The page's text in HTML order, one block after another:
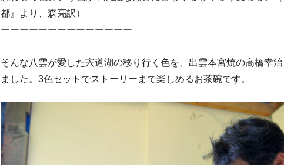
都』より、森亮訳）
ーーーーーーーーーーーーーー
そんな八雲が愛した宍道湖の移り行く色を、出雲本宮焼の高橋幸
ました。3色セットでストーリーまで楽しめるお茶碗です。